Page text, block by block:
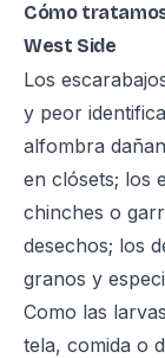
Cómo
West Side
Los
y peor
alfombra
en clósets; los
chinches o
desechos; los
granos y
Como las
tela, comida o